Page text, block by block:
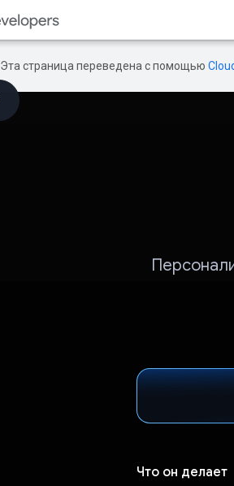
Эта страница переведена с помощью
Что он делает